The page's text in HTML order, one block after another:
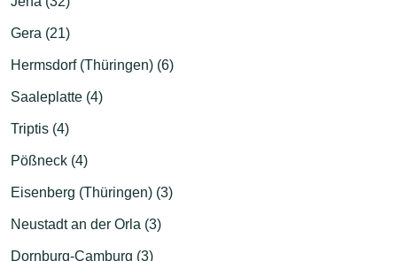
Gera (21)
Hermsdorf (Thüringen) (6)
Saaleplatte (4)
Triptis (4)
Pößneck (4)
Eisenberg (Thüringen) (3)
Neustadt an der Orla (3)
Dornburg-Camburg (3)